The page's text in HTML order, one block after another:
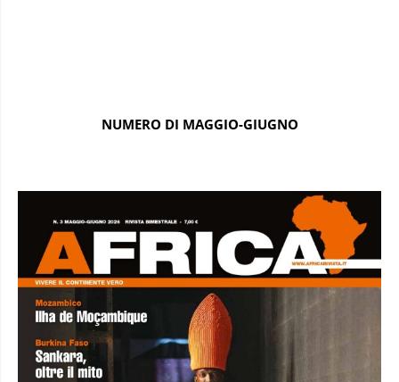
NUMERO DI MAGGIO-GIUGNO